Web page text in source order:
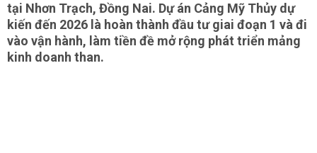
tại Nhơn Trạch, Đồng Nai. Dự án Cảng Mỹ Thủy dự
kiến đến 2026 là hoàn thành đầu tư giai đoạn 1 và đi
vào vận hành, làm tiền đề mở rộng phát triển mảng
kinh doanh than.